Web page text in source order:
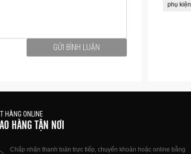
GỬI BÌNH LUẬN
phụ
HÀNG ONLINE
HÀNG TẬN NƠI
Chấp nhận thanh toán trực tiếp, chuyển khoản hoặc online bằng